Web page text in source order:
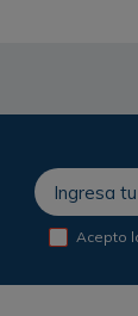
Acepto